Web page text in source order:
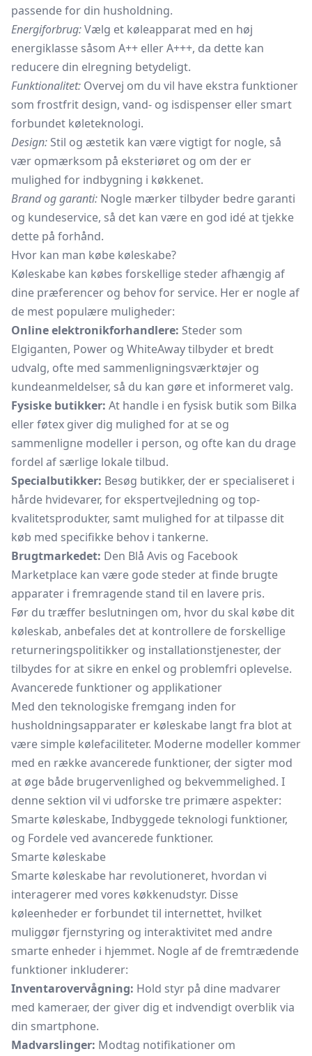
passende for din husholdning.
Energiforbrug:Vælg et køleapparat med en høj
energiklasse såsom A++ eller A+++, da dette kan
reducere din elregning betydeligt.
Funktionalitet: Overvej om du vil have ekstra funktioner
som frostfrit design, vand- og isdispenser eller smart
forbundet køleteknologi.
Design: Stil og æstetik kan være vigtigt for nogle, så
vær opmærksom på eksteriøret og om der er
mulighed for indbygning i køkkenet.
Brand og garanti: Nogle mærker tilbyder bedre garanti
og kundeservice, så det kan være en god idé at tjekke
dette på forhånd.
Hvor kan man købe køleskabe?
Køleskabe kan købes forskellige steder afhængig af
dine præferencer og behov for service. Her er nogle af
de mest populære muligheder:
Online elektronikforhandlere: Steder som
Elgiganten, Power og WhiteAway tilbyder et bredt
udvalg, ofte med sammenligningsværktøjer og
kundeanmeldelser, så du kan gøre et informeret valg.
Fysiske butikker: At handle i en fysisk butik som Bilka
eller føtex giver dig mulighed for at se og
sammenligne modeller i person, og ofte kan du drage
fordel af særlige lokale tilbud.
Specialbutikker: Besøg butikker, der er specialiseret i
hårde hvidevarer, for ekspertvejledning og top-
kvalitetsprodukter, samt mulighed for at tilpasse dit
køb med specifikke behov i tankerne.
Brugtmarkedet: Den Blå Avis og Facebook
Marketplace kan være gode steder at finde brugte
apparater i fremragende stand til en lavere pris.
Før du træffer beslutningen om, hvor du skal købe dit
køleskab, anbefales det at kontrollere de forskellige
returneringspolitikker og installationstjenester, der
tilbydes for at sikre en enkel og problemfri oplevelse.
Avancerede funktioner og applikationer
Med den teknologiske fremgang inden for
husholdningsapparater er køleskabe langt fra blot at
være simple kølefaciliteter. Moderne modeller kommer
med en række avancerede funktioner, der sigter mod
at øge både brugervenlighed og bekvemmelighed. I
denne sektion vil vi udforske tre primære aspekter:
Smarte køleskabe, Indbyggede teknologi funktioner,
og Fordele ved avancerede funktioner.
Smarte køleskabe
Smarte køleskabe har revolutioneret, hvordan vi
interagerer med vores køkkenudstyr. Disse
køleenheder er forbundet til internettet, hvilket
muliggør fjernstyring og interaktivitet med andre
smarte enheder i hjemmet. Nogle af de fremtrædende
funktioner inkluderer:
Inventarovervågning: Hold styr på dine madvarer
med kameraer, der giver dig et indvendigt overblik via
din smartphone.
Madvarslinger: Modtag notifikationer om